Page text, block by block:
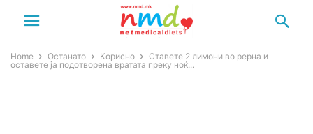
Home Останато Корисно
Ставете 2 лимони во рерна и
оставете ја подотворена вратата преку ноќ...